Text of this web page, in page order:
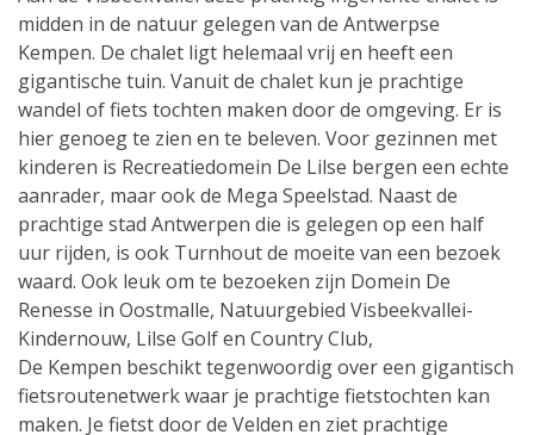
midden in de natuur gelegen van de Antwerpse
Kempen. De chalet ligt helemaal vrij en heeft een
gigantische tuin. Vanuit de chalet kun je prachtige
wandel of fiets tochten maken door de omgeving. Er is
hier genoeg te zien en te beleven. Voor gezinnen met
kinderen is Recreatiedomein De Lilse bergen een echte
aanrader, maar ook de Mega Speelstad. Naast de
prachtige stad Antwerpen die is gelegen op een half
uur rijden, is ook Turnhout de moeite van een bezoek
waard. Ook leuk om te bezoeken zijn Domein De
Renesse in Oostmalle, Natuurgebied Visbeekvallei-
Kindernouw, Lilse Golf en Country Club,
De Kempen beschikt tegenwoordig over een gigantisch
fietsroutenetwerk waar je prachtige fietstochten kan
maken. Je fietst door de Velden en ziet prachtige